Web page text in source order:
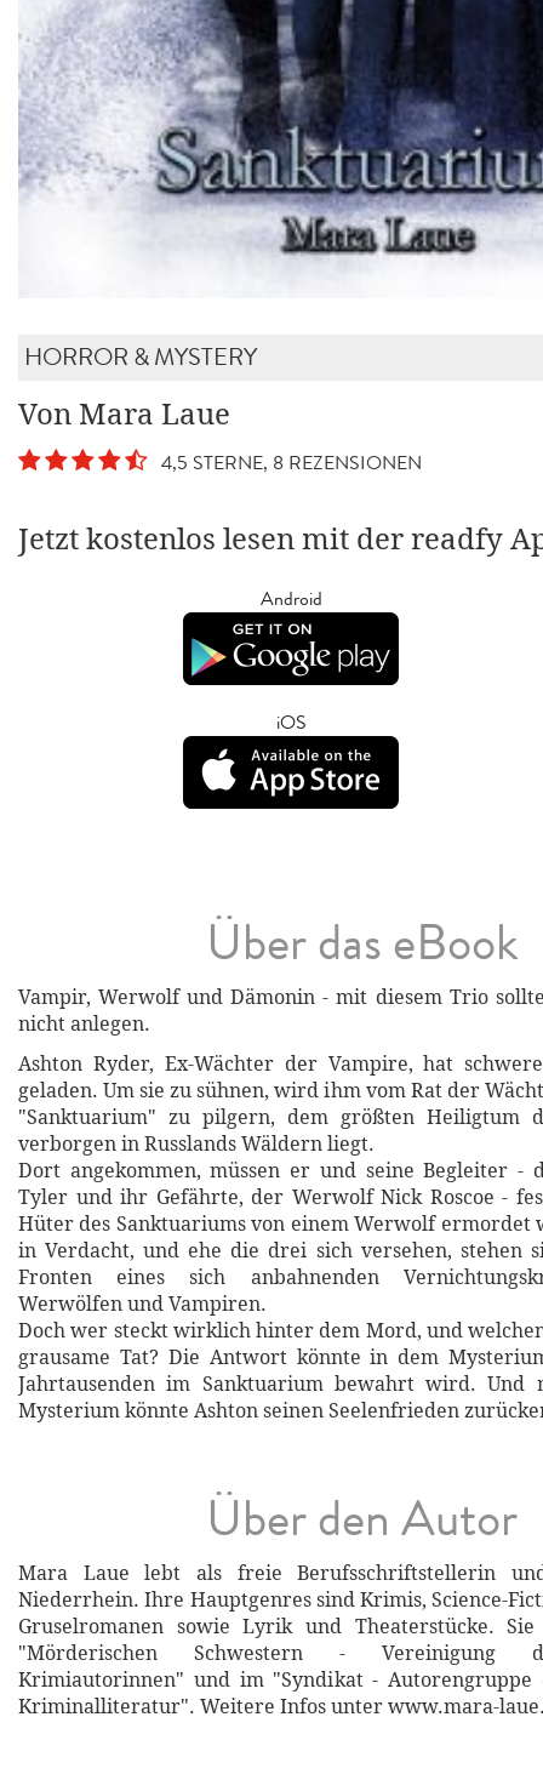
HORROR & MYSTERY
Von Mara Laue
4,5 STERNE, 8 REZENSIONEN
Jetzt kostenlos lesen mit der readfy
Android
iOS
Über das eBook
Vampir, Werwolf und Dämonin - mit diesem Trio
nicht anlegen.
Ashton Ryder, Ex-Wächter der Vampire, hat
geladen. Um sie zu sühnen, wird ihm vom Rat der
"Sanktuarium" zu pilgern, dem größten Heiligtum
verborgen in Russlands Wäldern liegt.
Dort angekommen, müssen er und seine Begleiter -
Tyler und ihr Gefährte, der Werwolf Nick Roscoe -
Hüter des Sanktuariums von einem Werwolf ermordet
in Verdacht, und ehe die drei sich versehen, stehen
Fronten eines sich anbahnenden
Werwölfen und Vampiren.
Doch wer steckt wirklich hinter dem Mord, und
grausame Tat? Die Antwort könnte in dem
Jahrtausenden im Sanktuarium bewahrt wird. Und
Mysterium könnte Ashton seinen Seelenfrieden
Über den Autor
Mara Laue lebt als freie Berufsschriftstellerin
Niederrhein. Ihre Hauptgenres sind Krimis, Science-
Gruselromanen sowie Lyrik und Theaterstücke.
"Mörderischen Schwestern - Vereinigung
Krimiautorinnen" und im "Syndikat - Autorengruppe
Kriminalliteratur". Weitere Infos unter www.mara-